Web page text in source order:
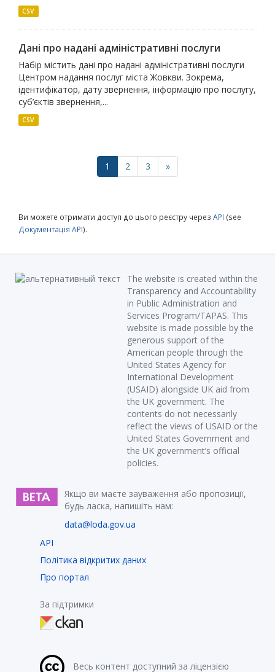
CSV
Дані про надані адміністративні послуги
Набір містить дані про надані адміністративні послуги
Центром надання послуг міста Жовкви. Зокрема,
ідентифікатор, дату звернення, інформацію про послугу,
суб’єктів звернення,...
CSV
1 2 3 »
Ви можете отримати доступ до цього реєстру через API (see
Документація API).
The website is created within the
Transparency and Accountability
in Public Administration and
Services Program/TAPAS. This
website is made possible by the
generous support of the
American people through the
United States Agency for
International Development
(USAID) alongside UK aid from
the UK government. The
contents do not necessarily
reflect the views of USAID or the
United States Government and
the UK government’s official
policies.
Якщо ви маєте зауваження або пропозиції,
будь ласка, напишіть нам:
data@loda.gov.ua
API
Політика відкритих даних
Про портал
За підтримки
Весь контент доступний за ліцензією